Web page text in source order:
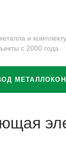
и
с 2000 года.